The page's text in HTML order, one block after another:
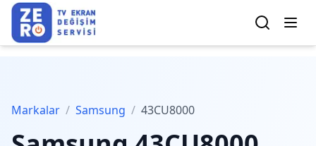
Markalar / Samsung / 43CU8000